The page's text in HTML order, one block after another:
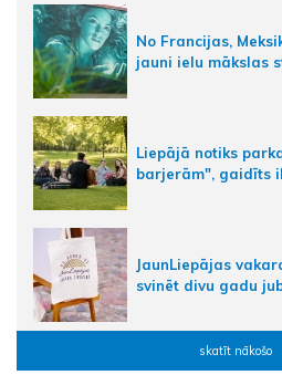
No Francijas,
jauni ielu mākslas
Liepājā notiks
barjerām", gaidīts
JaunLiepājas
svinēt divu gadu
skatīt nākošo